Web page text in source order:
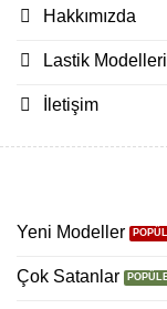
Hakkımızda
Lastik Modelleri
İletişim
Yeni Modeller
Çok Satanlar